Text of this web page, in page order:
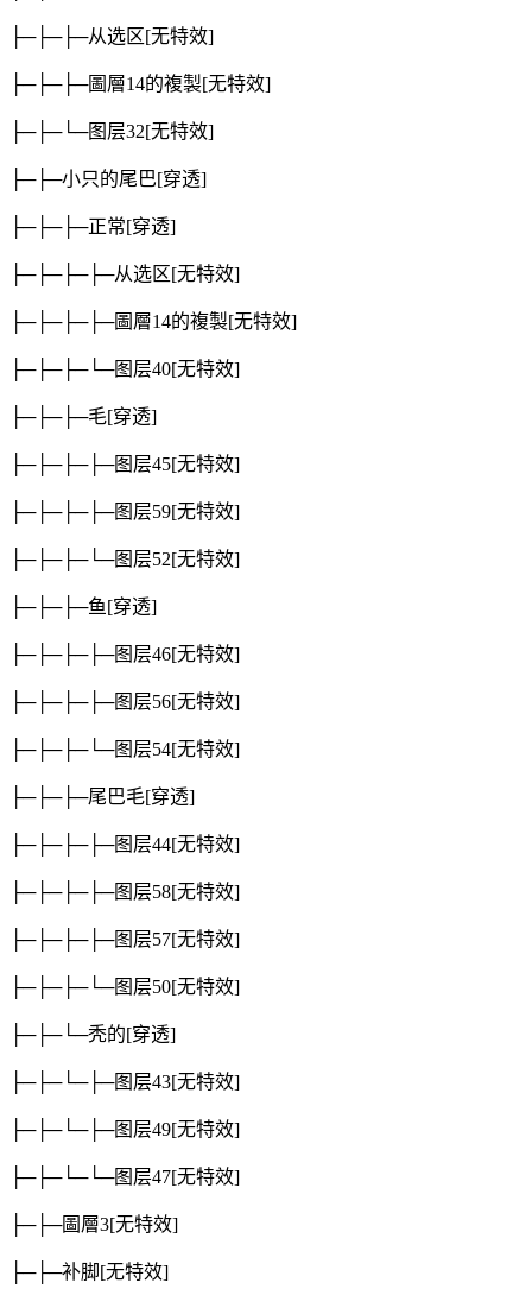
├─├─├─从选区[无特效]
├─├─├─圖層14的複製[无特效]
├─├─└─图层32[无特效]
├─├─小只的尾巴[穿透]
├─├─├─正常[穿透]
├─├─├─├─从选区[无特效]
├─├─├─├─圖層14的複製[无特效]
├─├─├─└─图层40[无特效]
├─├─├─毛[穿透]
├─├─├─├─图层45[无特效]
├─├─├─├─图层59[无特效]
├─├─├─└─图层52[无特效]
├─├─├─鱼[穿透]
├─├─├─├─图层46[无特效]
├─├─├─├─图层56[无特效]
├─├─├─└─图层54[无特效]
├─├─├─尾巴毛[穿透]
├─├─├─├─图层44[无特效]
├─├─├─├─图层58[无特效]
├─├─├─├─图层57[无特效]
├─├─├─└─图层50[无特效]
├─├─└─秃的[穿透]
├─├─└─├─图层43[无特效]
├─├─└─├─图层49[无特效]
├─├─└─└─图层47[无特效]
├─├─圖層3[无特效]
├─├─补脚[无特效]